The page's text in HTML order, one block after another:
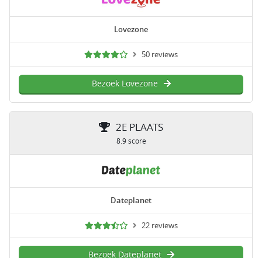
Lovezone
50 reviews
Bezoek Lovezone
2E PLAATS
8.9 score
Dateplanet
22 reviews
Bezoek Dateplanet